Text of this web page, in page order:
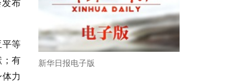
布
平等
；有
力
新华日报电子版